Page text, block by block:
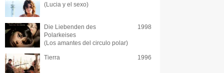
(Lucia y el sexo)
Die Liebenden des
Polarkeises
(Los amantes del circulo polar)
1998
Tierra 1996